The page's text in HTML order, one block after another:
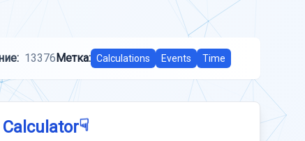
13376Метка: Calculations Events Time
☟